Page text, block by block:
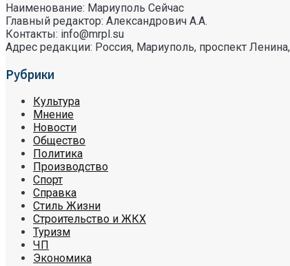
Наименование: Мариуполь Сейчас
Главный редактор: Александрович А.А.
Контакты: info@mrpl.su
Адрес редакции: Россия, Мариуполь, проспект
Рубрики
Культура
Мнение
Новости
Общество
Политика
Производство
Спорт
Справка
Стиль Жизни
Строительство и ЖКХ
Туризм
ЧП
Экономика